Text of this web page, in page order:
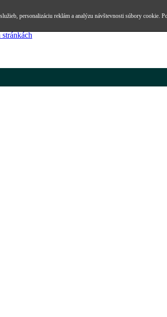
personalizáciu reklám a analýzu návštevnosti súbory cookie.